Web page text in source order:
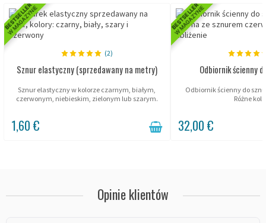
BESTSELLER
W MAGAZYNIE
(2)
Sznur elastyczny (sprzedawany na metry)
Sznur elastyczny w kolorze czarnym, białym,
czerwonym, niebieskim, zielonym lub szarym.
1,60 €
BESTSELLER
W MAGAZYNIE
Odbiornik ścienny
Odbiornik ścienny do
Różne
32,00 €
Opinie klientów